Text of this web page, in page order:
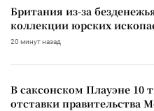
Британия из-за
коллекции юрских
20 минут назад
В саксонском Плауэне 10
отставки правительства